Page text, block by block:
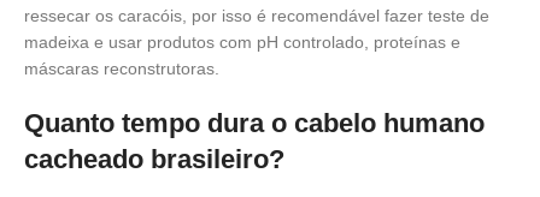
ressecar os caracóis, por isso é recomendável fazer teste de
madeixa e usar produtos com pH controlado, proteínas e
máscaras reconstrutoras.
Quanto tempo dura o cabelo humano
cacheado brasileiro?